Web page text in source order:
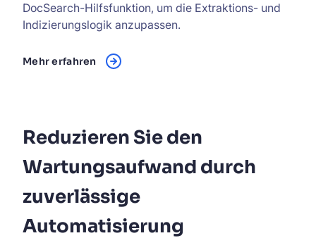
DocSearch-Hilfsfunktion, um die Extraktions- und
Indizierungslogik anzupassen.
Mehr erfahren
Reduzieren Sie den
Wartungsaufwand durch
zuverlässige
Automatisierung